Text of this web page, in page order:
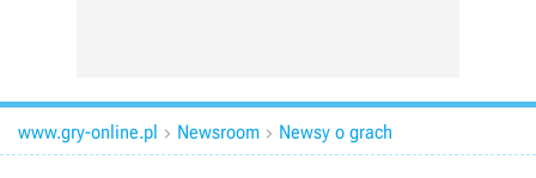
www.gry-online.pl  Newsroom  Newsy o grach